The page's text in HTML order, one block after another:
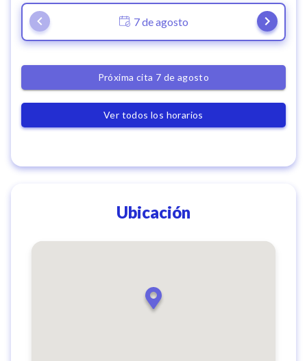
7 de agosto
Próxima cita 7 de agosto
Ver todos los horarios
Ubicación